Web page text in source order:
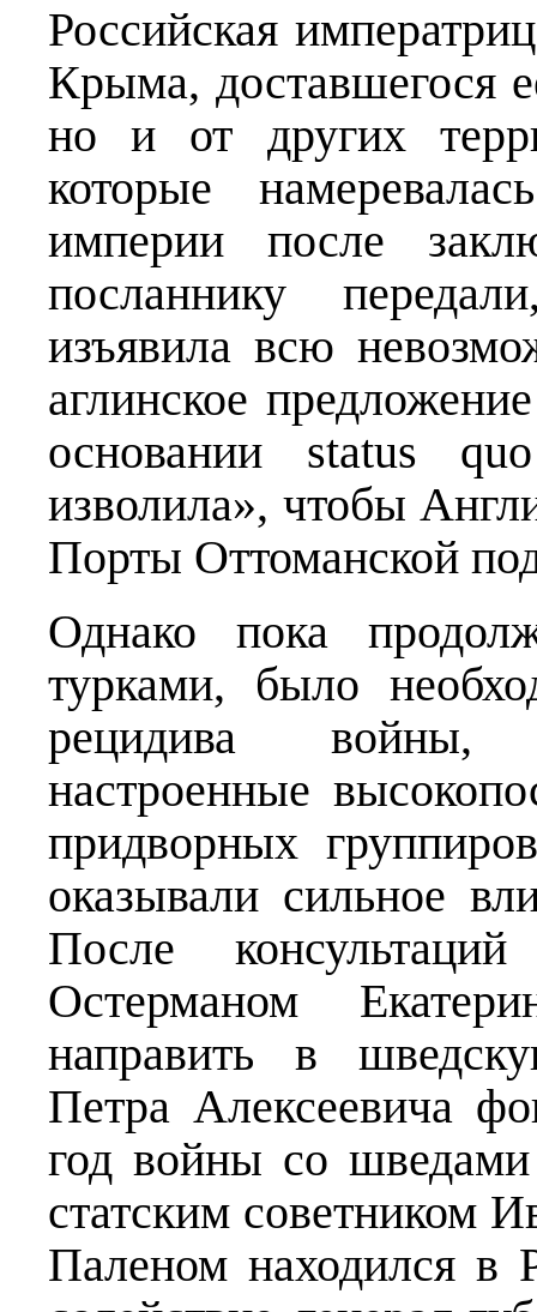
Российская
Крыма, доставшегося
но и от других
которые
империи после
посланнику
изъявила всю
аглинское
основании status
изволила», чтобы
Порты Оттоманской
Однако пока
турками, было
рецидива войны,
настроенные
придворных
оказывали сильное
После
Остерманом
направить в
Петра Алексеевича
год войны со
статским советником
Паленом находился в